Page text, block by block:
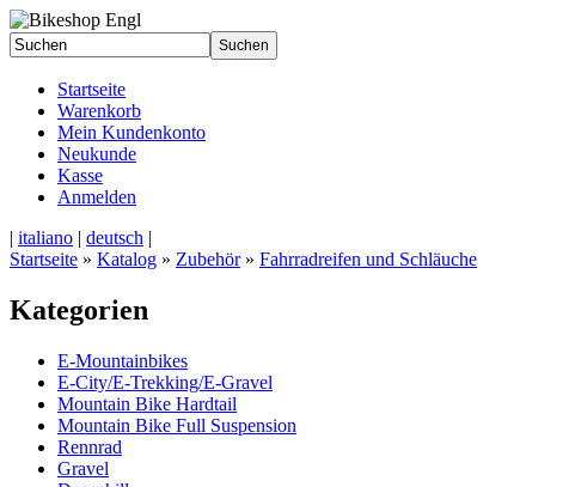
Startseite
Warenkorb
Mein Kundenkonto
Neukunde
Kasse
Anmelden
| italiano | deutsch |
Startseite » Katalog » Zubehör» Fahrradreifen und Schläuche
Kategorien
E-Mountainbikes
E-City/E-Trekking/E-Gravel
Mountain Bike Hardtail
Mountain Bike Full Suspension
Rennrad
Gravel